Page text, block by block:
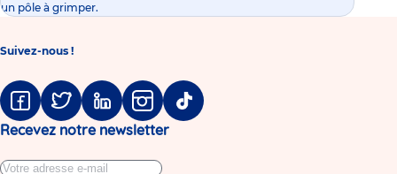
un pôle à grimper.​
Suivez-nous !
FacebookTwitter LinkedinInstagramTiktok
Recevez notre newsletter